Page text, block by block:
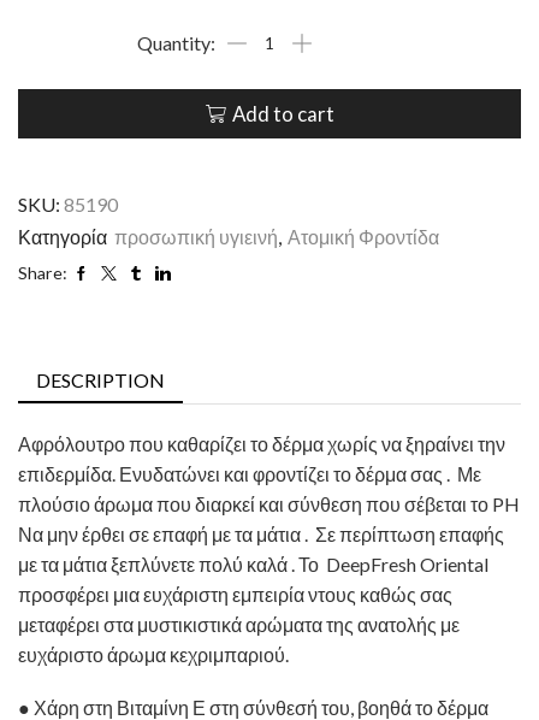
Add to cart
SKU: 85190
Κατηγορία προσωπική υγιεινή, Ατομική Φροντίδα
Share:
DESCRIPTION
Αφρόλουτρο που καθαρίζει το δέρμα χωρίς να ξηραίνει την
επιδερμίδα. Ενυδατώνει και φροντίζει το δέρμα σας . Με
πλούσιο άρωμα που διαρκεί και σύνθεση που σέβεται το PH
Να μην έρθει σε επαφή με τα μάτια . Σε περίπτωση επαφής
με τα μάτια ξεπλύνετε πολύ καλά . Το DeepFresh Oriental
προσφέρει μια ευχάριστη εμπειρία ντους καθώς σας
μεταφέρει στα μυστικιστικά αρώματα της ανατολής με
ευχάριστο άρωμα κεχριμπαριού.
● Χάρη στη Βιταμίνη Ε στη σύνθεσή του, βοηθά το δέρμα